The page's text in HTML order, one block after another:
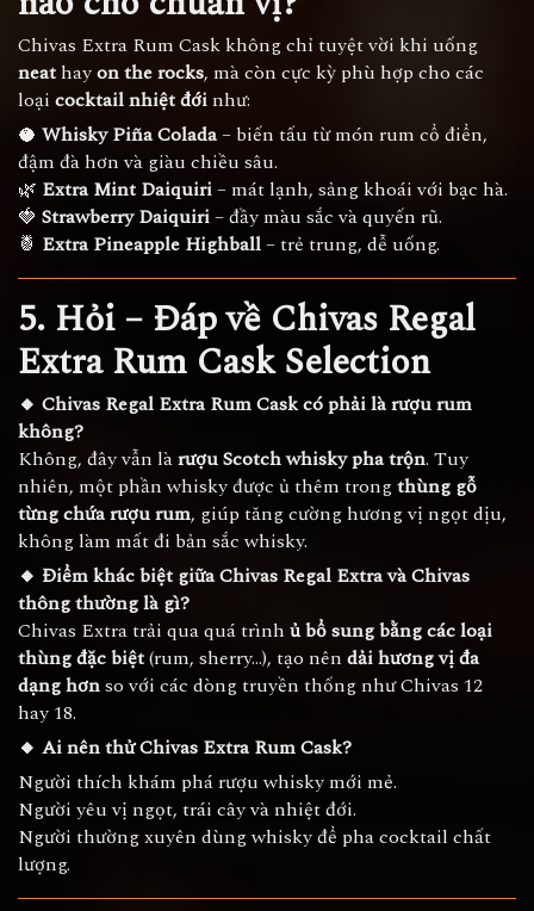
Chivas Extra Rum Cask không chỉ tuyệt vời khi uống
neathayon the rocks, mà còn cực kỳ phù hợp cho các
loại cocktail nhiệt đớinhư:
🥥 Whisky Piña Colada– biến tấu từ món rum cổ điển,
đậm đà hơn và giàu chiều sâu.
🌿 Extra Mint Daiquiri– mát lạnh, sảng khoái với bạc hà.
🍓 Strawberry Daiquiri– đầy màu sắc và quyến rũ.
🍍 Extra Pineapple Highball– trẻ trung, dễ uống.
5. Hỏi – Đáp về Chivas Regal
Extra Rum Cask Selection
🔸 Chivas Regal Extra Rum Cask có phải là rượu rum
không?
Không, đây vẫn làrượu Scotch whisky pha trộn. Tuy
nhiên, một phần whisky được ủ thêm trongthùng gỗ
từng chứa rượu rum, giúp tăng cường hương vị ngọt dịu,
không làm mất đi bản sắc whisky.
🔸 Điểm khác biệt giữa Chivas Regal Extra và Chivas
thông thường là gì?
Chivas Extra trải qua quá trình ủ bổ sung bằng các loại
thùng đặc biệt(rum, sherry…), tạo nên dải hương vị đa
dạng hơnso với các dòng truyền thống như Chivas 12
hay 18.
🔸 Ai nên thử Chivas Extra Rum Cask?
Người thích khám phá rượu whisky mới mẻ.
Người yêu vị ngọt, trái cây và nhiệt đới.
Người thường xuyên dùng whisky để pha cocktail chất
lượng.